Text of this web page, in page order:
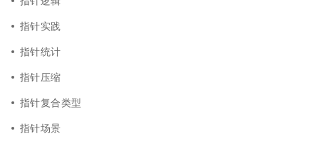
指针实践
指针统计
指针压缩
指针复合类型
指针场景